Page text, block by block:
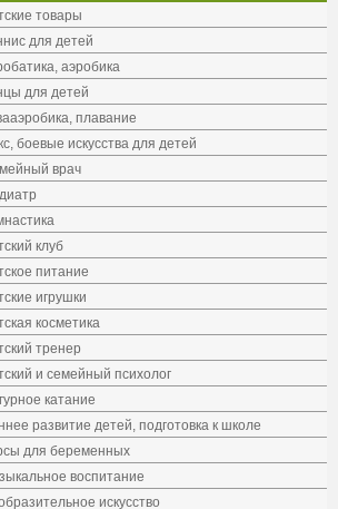
товары
для детей
аэробика
для детей
плавание
боевые искусства для детей
врач
клуб
питание
игрушки
косметика
тренер
и семейный психолог
катание
развитие детей, подготовка к школе
для беременных
воспитание
искусство